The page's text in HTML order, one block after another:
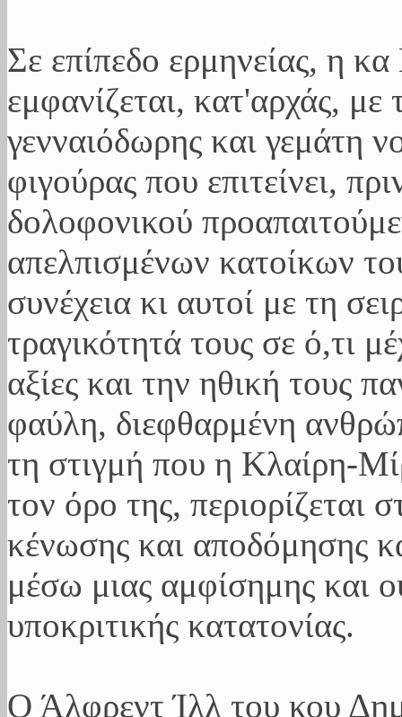
Σε επίπεδο ερμηνείας, η
εμφανίζεται, κατ'αρχάς,
γενναιόδωρης και γεμάτη
φιγούρας που επιτείνει,
δολοφονικού
απελπισμένων κατοίκων
συνέχεια κι αυτοί με τη
τραγικότητά τους σε ό,τι
αξίες και την ηθική τους
φαύλη, διεφθαρμένη
τη στιγμή που η Κλαίρη-
τον όρο της, περιορίζεται
κένωσης και αποδόμησης
μέσω μιας αμφίσημης και
υποκριτικής κατατονίας.
Ο Άλφρεντ Ίλλ του κου